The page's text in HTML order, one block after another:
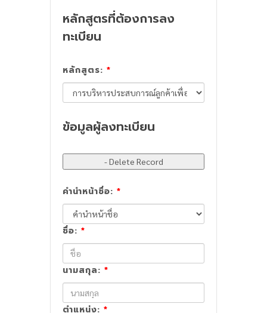
หลักสูตรที่ต้องการลง
ทะเบียน
หลักสูตร: *
ข้อมูลผู้ลงทะเบียน
คำนำหน้าชื่อ: *
ชื่อ: *
นามสกุล: *
ตำแหน่ง: *